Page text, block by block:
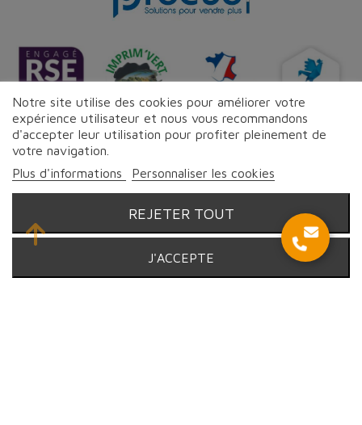
Notre site utilise des cookies pour améliorer votre
expérience utilisateur et nous vous recommandons
d'accepter leur utilisation pour profiter pleinement de
votre navigation.
Plus d'informations
Personnaliser les cookies
REJETER TOUT
J'ACCEPTE
© Proebo - Fromagerie by Lesmayoux - 2026 | Tous droits